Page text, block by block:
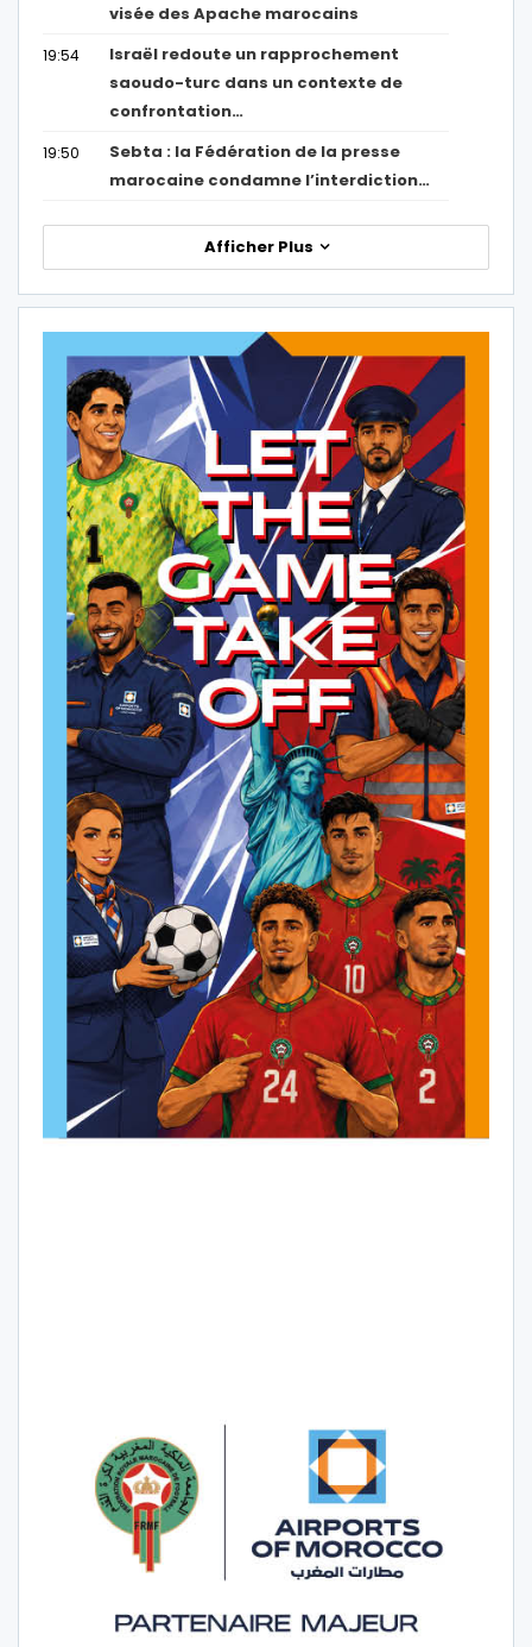
visée des Apache marocains
19:54
Israël redoute un rapprochement
saoudo-turc dans un contexte de
confrontation…
19:50
Sebta : la Fédération de la presse
marocaine condamne l’interdiction…
Afficher Plus